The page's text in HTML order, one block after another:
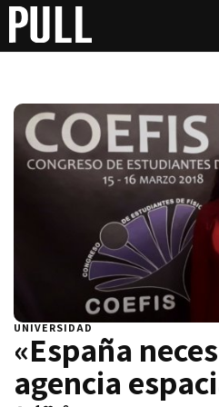
UNIVERSIDAD
«España
agencia